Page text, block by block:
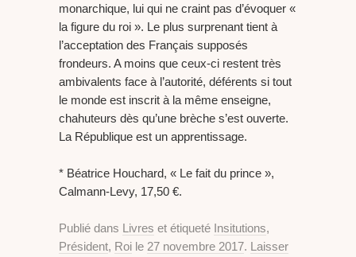
monarchique, lui qui ne craint pas d’évoquer «
la figure du roi ». Le plus surprenant tient à
l’acceptation des Français supposés
frondeurs. A moins que ceux-ci restent très
ambivalents face à l’autorité, déférents si tout
le monde est inscrit à la même enseigne,
chahuteurs dès qu’une brèche s’est ouverte.
La République est un apprentissage.
* Béatrice Houchard, « Le fait du prince »,
Calmann-Levy, 17,50 €.
Publié dans Livres et étiqueté Insitutions,
Président, Roi le 27 novembre 2017. Laisser